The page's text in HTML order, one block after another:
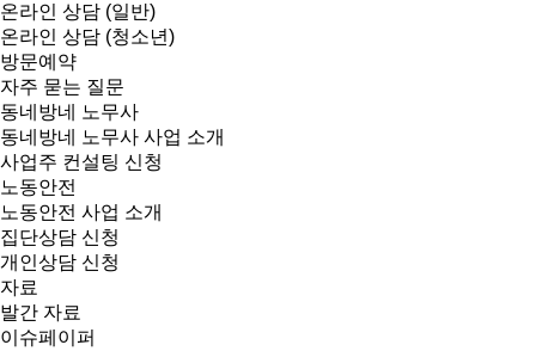
온라인 상담 (일반)
온라인 상담 (청소년)
방문예약
자주 묻는 질문
동네방네 노무사
동네방네 노무사 사업 소개
사업주 컨설팅 신청
노동안전
노동안전 사업 소개
집단상담 신청
개인상담 신청
자료
발간 자료
이슈페이퍼